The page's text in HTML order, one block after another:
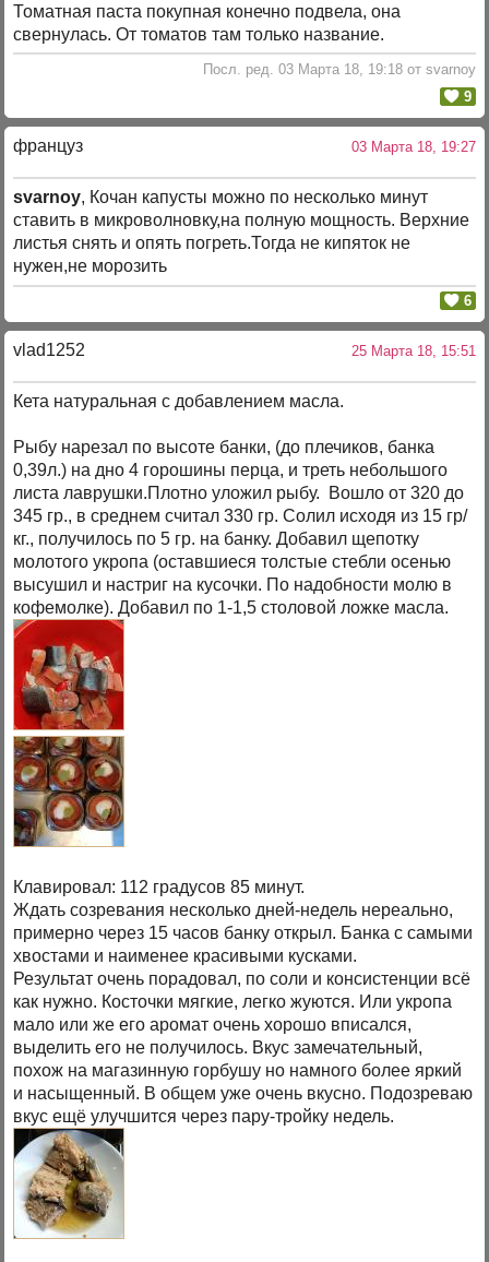
Томатная паста покупная конечно подвела, она
свернулась. От томатов там только название.
Посл. ред. 03 Марта 18, 19:18 от svarnoy
9
француз 03 Марта 18, 19:27
svarnoy, Кочан капусты можно по несколько минут
ставить в микроволновку,на полную мощность. Верхние
листья снять и опять погреть.Тогда не кипяток не
нужен,не морозить
6
vlad1252 25 Марта 18, 15:51
Кета натуральная с добавлением масла.
Рыбу нарезал по высоте банки, (до плечиков, банка
0,39л.) на дно 4 горошины перца, и треть небольшого
листа лаврушки.Плотно уложил рыбу. Вошло от 320 до
345 гр., в среднем считал 330 гр. Солил исходя из 15 гр/
кг., получилось по 5 гр. на банку. Добавил щепотку
молотого укропа (оставшиеся толстые стебли осенью
высушил и настриг на кусочки. По надобности молю в
кофемолке). Добавил по 1-1,5 столовой ложке масла.
Клавировал: 112 градусов 85 минут.
Ждать созревания несколько дней-недель нереально,
примерно через 15 часов банку открыл. Банка с самыми
хвостами и наименее красивыми кусками.
Результат очень порадовал, по соли и консистенции всё
как нужно. Косточки мягкие, легко жуются. Или укропа
мало или же его аромат очень хорошо вписался,
выделить его не получилось. Вкус замечательный,
похож на магазинную горбушу но намного более яркий
и насыщенный. В общем уже очень вкусно. Подозреваю
вкус ещё улучшится через пару-тройку недель.